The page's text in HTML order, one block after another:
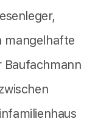
mangelhafte
Baufachmann